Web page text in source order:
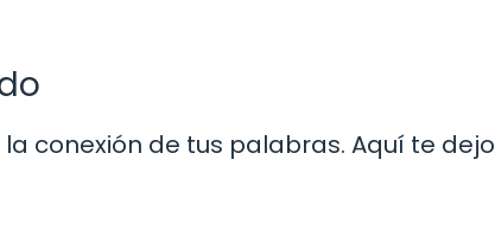
conexión de tus palabras. Aquí te dejo